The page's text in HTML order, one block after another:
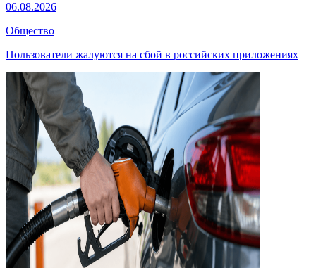
06.08.2026
Общество
Пользователи жалуются на сбой в российских приложениях